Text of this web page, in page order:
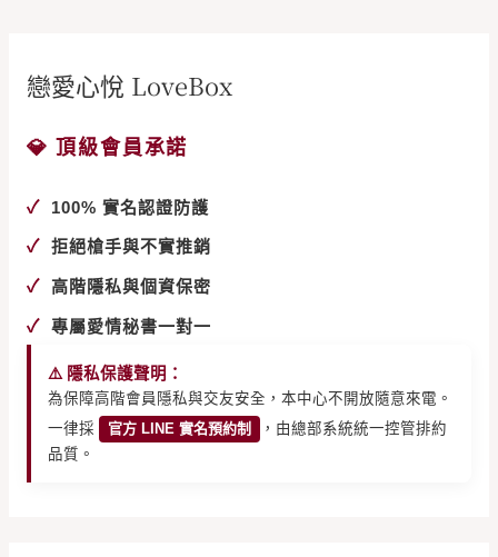
戀愛心悅 LoveBox
💎 頂級會員承諾
✓ 100% 實名認證防護
✓ 拒絕槍手與不實推銷
✓ 高階隱私與個資保密
✓ 專屬愛情秘書一對一
⚠️ 隱私保護聲明：
為保障高階會員隱私與交友安全，本中心不開放隨意來電。
一律採
官方 LINE 實名預約制
，由總部系統統一控管排約
品質。